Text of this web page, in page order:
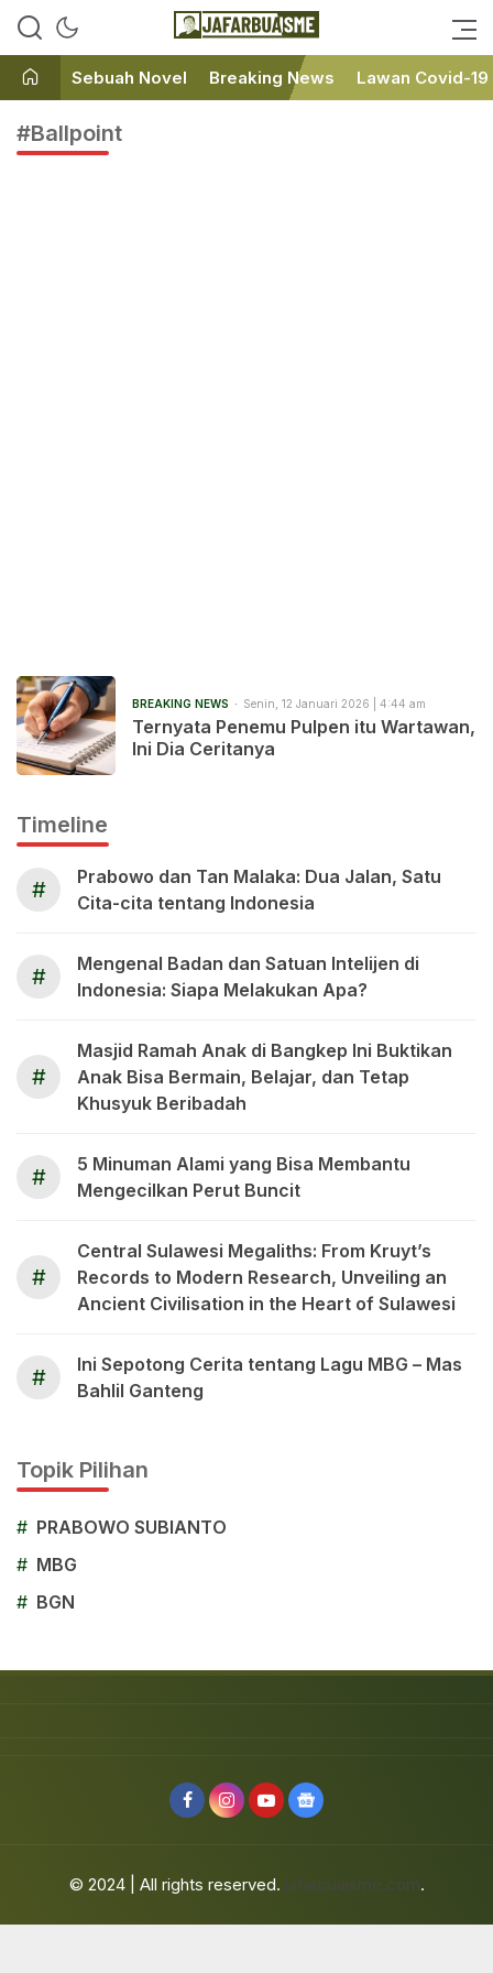
JafarBua
Ini bukan Media Online, Ini
Sebuah Novel Breaking News Lawan Covid-19
#Ballpoint
BREAKING NEWS Senin, 12 Januari 2026 | 4:44 am
Ternyata Penemu Pulpen itu Wartawan,
Ini Dia Ceritanya
Timeline
#
Prabowo dan Tan Malaka: Dua Jalan, Satu
Cita-cita tentang Indonesia
#
Mengenal Badan dan Satuan Intelijen di
Indonesia: Siapa Melakukan Apa?
#
Masjid Ramah Anak di Bangkep Ini Buktikan
Anak Bisa Bermain, Belajar, dan Tetap
Khusyuk Beribadah
#
5 Minuman Alami yang Bisa Membantu
Mengecilkan Perut Buncit
#
Central Sulawesi Megaliths: From Kruyt’s
Records to Modern Research, Unveiling an
Ancient Civilisation in the Heart of Sulawesi
#
Ini Sepotong Cerita tentang Lagu MBG – Mas
Bahlil Ganteng
Topik Pilihan
# PRABOWO SUBIANTO
# MBG
# BGN
© 2024 | All rights reserved. jafarbuaisme.com.